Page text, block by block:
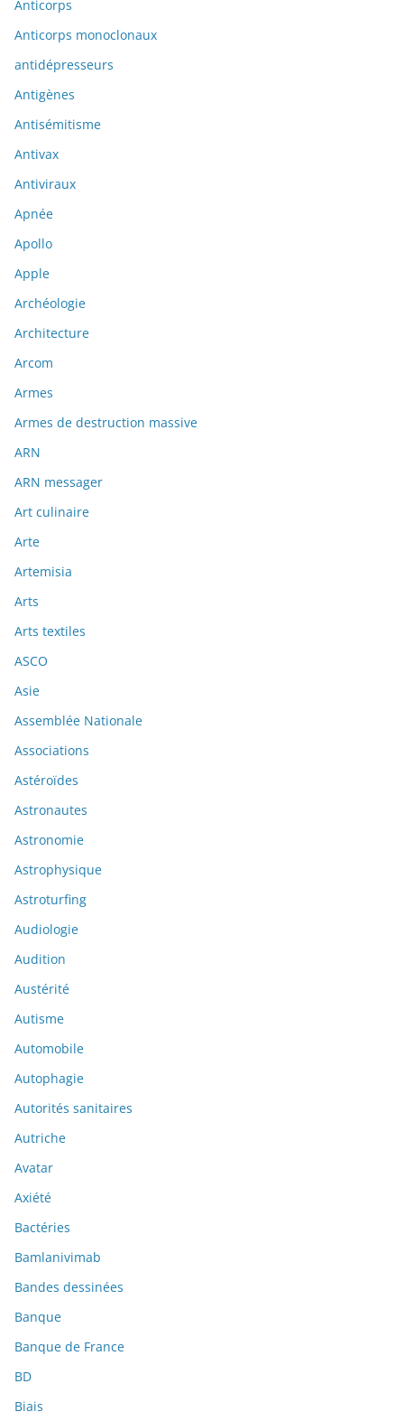
Anticorps
Anticorps monoclonaux
antidépresseurs
Antigènes
Antisémitisme
Antivax
Antiviraux
Apnée
Apollo
Apple
Archéologie
Architecture
Arcom
Armes
Armes de destruction massive
ARN
ARN messager
Art culinaire
Arte
Artemisia
Arts
Arts textiles
ASCO
Asie
Assemblée Nationale
Associations
Astéroïdes
Astronautes
Astronomie
Astrophysique
Astroturfing
Audiologie
Audition
Austérité
Autisme
Automobile
Autophagie
Autorités sanitaires
Autriche
Avatar
Axiété
Bactéries
Bamlanivimab
Bandes dessinées
Banque
Banque de France
BD
Biais